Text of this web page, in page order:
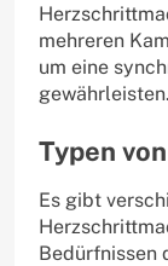
mehreren
um eine
gewährleisten.
Typen
Es gibt
Bedürfnissen